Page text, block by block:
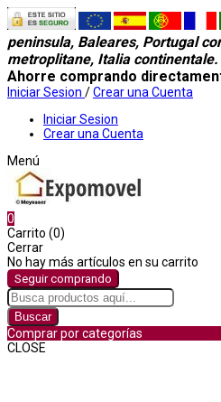
peninsula, Baleares, Portugal
metroplitane, Italia continentale.
Ahorre comprando
Iniciar Sesion /Crear una Cuenta
Iniciar Sesion
Crear una Cuenta
Menú
0
Carrito (0)
Cerrar
No hay más artículos en su carrito
Seguir comprando
Buscar
Comprar por categorías
CLOSE